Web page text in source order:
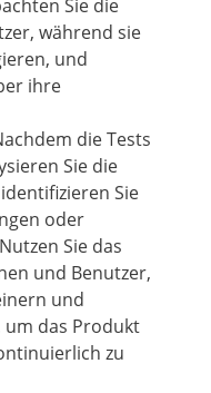
Sie die
während sie
und
ihre
die Tests
Sie die
Sie
oder
Sie das
und Benutzer,
und
um das Produkt
zu